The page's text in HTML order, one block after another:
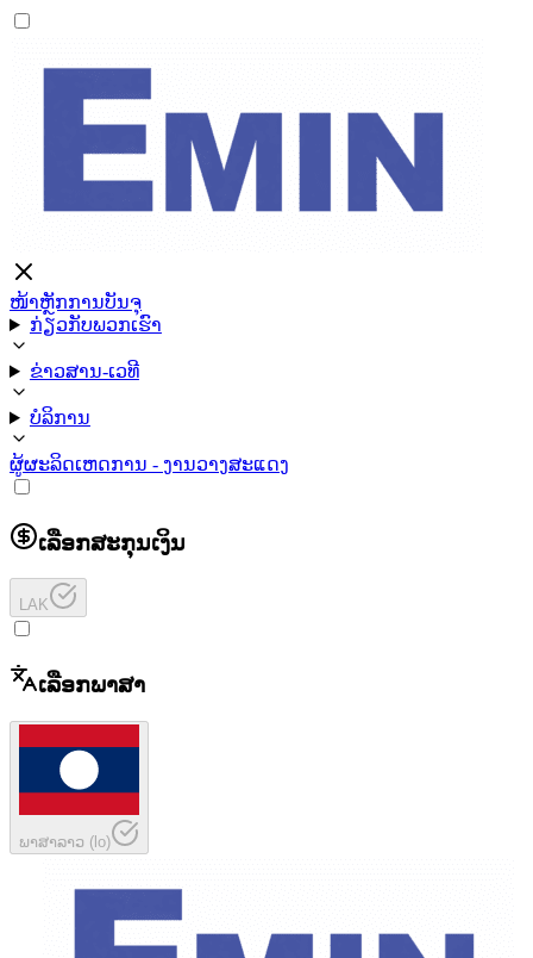
ໜ້າຫຼັກການບັນຈຸ
ກ່ຽວກັບພວກເຮົາ
ຂ່າວສານ-ເວທີ
ບໍລິການ
ຜູ້ຜະລິດເຫດການ - ງານວາງສະແດງ
ເລືອກສະກຸນເງິນ
LAK
ເລືອກພາສາ
ພາສາລາວ (lo)